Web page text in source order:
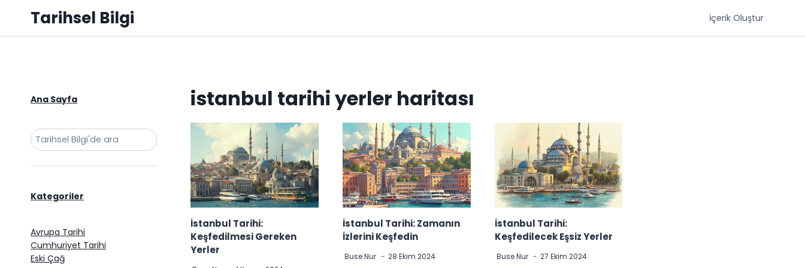
content
Tarihsel Bilgi İçerik Oluştur
istanbul tarihi yerler haritası
İstanbul Tarihi:
Keşfedilmesi Gereken
Yerler
İstanbul Tarihi: Zamanın
İzlerini Keşfedin
Buse Nur 28 Ekim 2024
İstanbul Tarihi:
Keşfedilecek Eşsiz Yerler
Buse Nur 27 Ekim 2024
Ana Sayfa
Ara
Kategoriler
Avrupa Tarihi
Cumhuriyet Tarihi
Eski Çağ